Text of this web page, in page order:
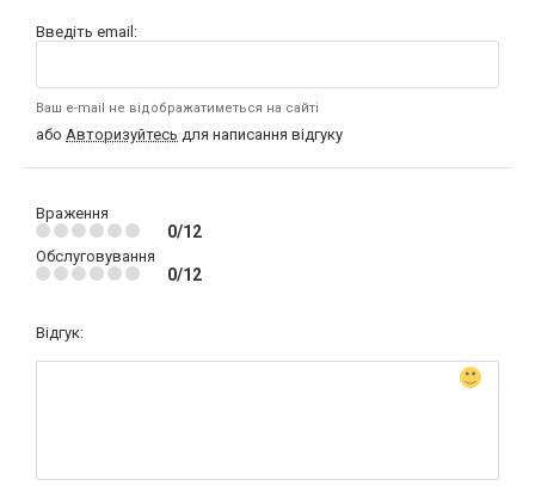
Введіть email:
Ваш e-mail не відображатиметься на сайті
або Авторизуйтесь для написання відгуку
Враження
0/12
Обслуговування
0/12
Відгук: